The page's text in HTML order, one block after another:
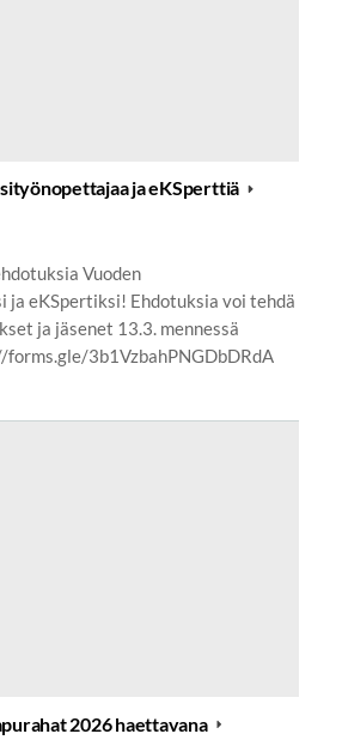
ja eKSperttiä
Vuoden
ja eKSpertiksi! Ehdotuksia voi tehdä
ja jäsenet 13.3. mennessä
3b1VzbahPNGDbDRdA
2026 haettavana